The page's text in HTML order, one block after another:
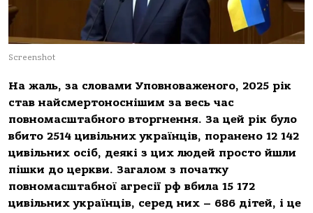
Screenshot
На жаль, за словами Уповноваженого, 2025 рік
став найсмертоноснішим за весь час
повномасштабного вторгнення. За цей рік було
вбито 2514 цивільних українців, поранено 12 142
цивільних осіб, деякі з цих людей просто йшли
пішки до церкви. Загалом з початку
повномасштабної агресії рф вбила 15 172
цивільних українців, серед них – 686 дітей, і це